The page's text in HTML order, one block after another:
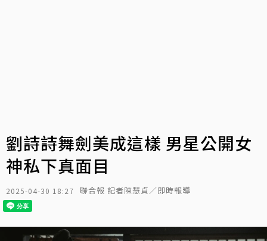
劉詩詩舞劍美成這樣 男星公開女
神私下真面目
2025-04-30 18:27 聯合報 記者陳慧貞／即時報導